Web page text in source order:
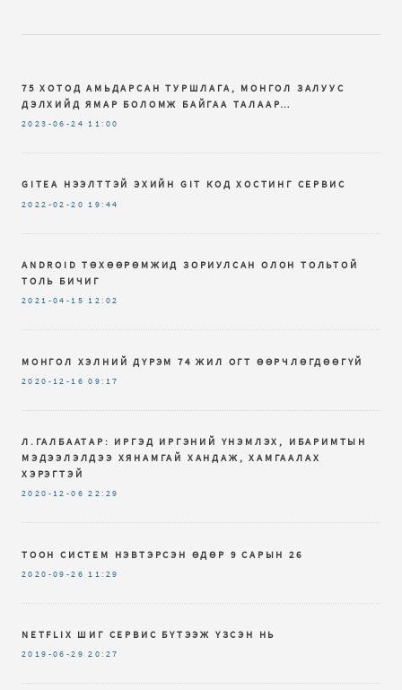
75 ХОТОД АМЬДАРСАН ТУРШЛАГА, МОНГОЛ ЗАЛУУС
ДЭЛХИЙД ЯМАР БОЛОМЖ БАЙГАА ТАЛААР…
2023-06-24 11:00
GITEA НЭЭЛТТЭЙ ЭХИЙН GIT КОД ХОСТИНГ СЕРВИС
2022-02-20 19:44
ANDROID ТӨХӨӨРӨМЖИД ЗОРИУЛСАН ОЛОН ТОЛЬТОЙ
ТОЛЬ БИЧИГ
2021-04-15 12:02
МОНГОЛ ХЭЛНИЙ ДҮРЭМ 74 ЖИЛ ОГТ ӨӨРЧЛӨГДӨӨГҮЙ
2020-12-16 09:17
Л.ГАЛБААТАР: ИРГЭД ИРГЭНИЙ ҮНЭМЛЭХ, ИБАРИМТЫН
МЭДЭЭЛЭЛДЭЭ ХЯНАМГАЙ ХАНДАЖ, ХАМГААЛАХ
ХЭРЭГТЭЙ
2020-12-06 22:29
ТООН СИСТЕМ НЭВТЭРСЭН ӨДӨР 9 САРЫН 26
2020-09-26 11:29
NETFLIX ШИГ СЕРВИС БҮТЭЭЖ ҮЗСЭН НЬ
2019-06-29 20:27